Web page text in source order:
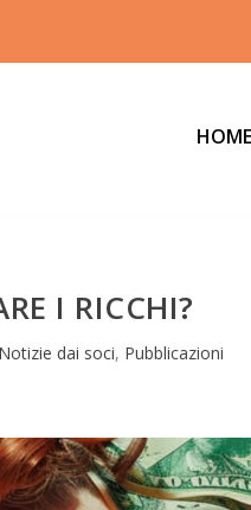
HOME
I RICCHI?
Notizie dai soci, Pubblicazioni